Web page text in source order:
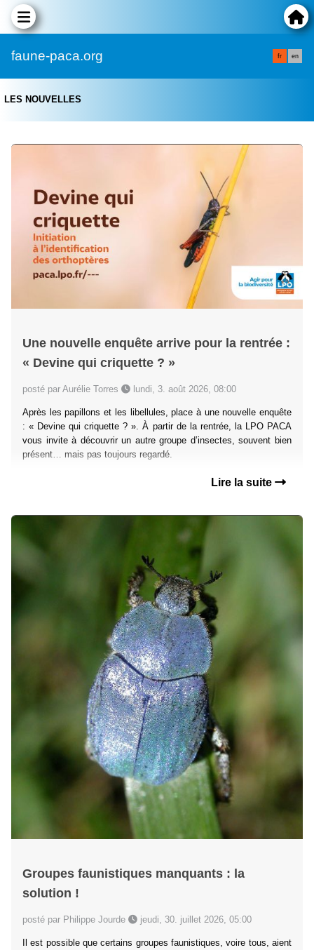
faune-paca.org fr en
LES NOUVELLES
Une nouvelle enquête arrive pour la rentrée :
« Devine qui criquette ? »
posté par Aurélie Torres lundi, 3. août 2026, 08:00
Après les papillons et les libellules, place à une nouvelle enquête
: « Devine qui criquette ? ». À partir de la rentrée, la LPO PACA
vous invite à découvrir un autre groupe d’insectes, souvent bien
présent… mais pas toujours regardé.
Lire la suite
Groupes faunistiques manquants : la
solution !
posté par Philippe Jourde jeudi, 30. juillet 2026, 05:00
Il est possible que certains groupes faunistiques, voire tous, aient